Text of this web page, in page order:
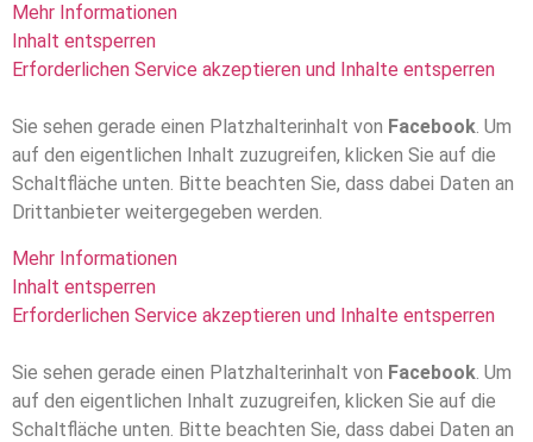
Mehr Informationen
Inhalt entsperren
Erforderlichen Service akzeptieren und Inhalte entsperren
Sie sehen gerade einen Platzhalterinhalt von Facebook. Um
auf den eigentlichen Inhalt zuzugreifen, klicken Sie auf die
Schaltfläche unten. Bitte beachten Sie, dass dabei Daten an
Drittanbieter weitergegeben werden.
Mehr Informationen
Inhalt entsperren
Erforderlichen Service akzeptieren und Inhalte entsperren
Sie sehen gerade einen Platzhalterinhalt von Facebook . Um
auf den eigentlichen Inhalt zuzugreifen, klicken Sie auf die
Schaltfläche unten. Bitte beachten Sie, dass dabei Daten an